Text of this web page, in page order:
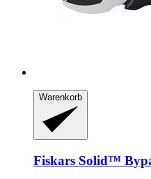
Warenkorb
Fiskars Solid™